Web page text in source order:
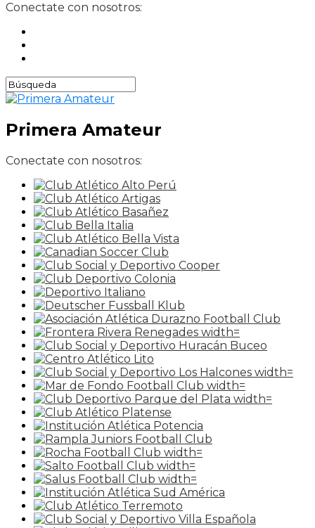
Conectate con nosotros:
Primera Amateur
Conectate con nosotros: